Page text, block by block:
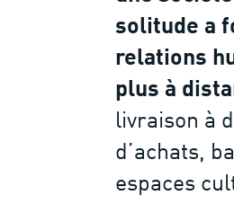
solitude a
relations
plus à
livraison à
d’achats,
espaces